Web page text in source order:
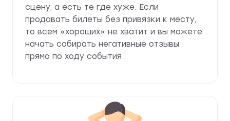
сцену, а есть те где хуже. Если
продавать билеты без привязки к месту,
то всем «хороших» не хватит и вы можете
начать собирать негативные отзывы
прямо по ходу события.